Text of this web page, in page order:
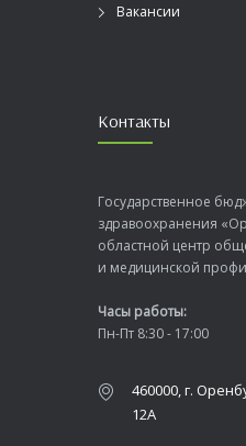
Вакансии
Контакты
Государственное
здравоохранения
областной центр
и медицинской
Часы работы:
Пн-Пт 8:30 - 17:00
460000, г.
12А